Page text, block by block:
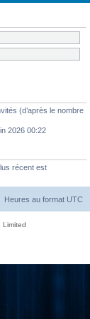
(d’après le nombre
2026 00:22
récent est
Heures au format UTC
Limited